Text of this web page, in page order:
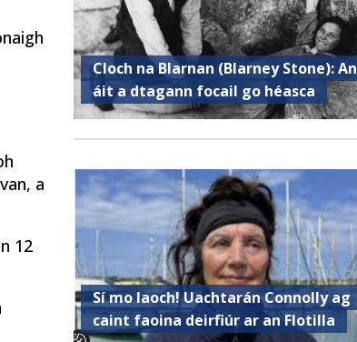
a
12
Cloch na Blarnan (Blarney Stone): An
áit a dtagann focail go héasca
Sí mo laoch! Uachtarán Connolly ag
caint faoina deirfiúr ar an Flotilla